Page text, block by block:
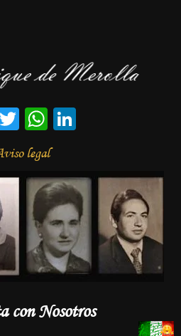
Facebook
TwitterWhatsApp
legal
con Nosotros